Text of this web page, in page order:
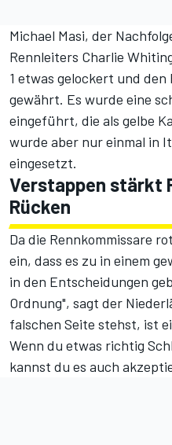
Michael Masi, der
Rennleiters Charlie
1 etwas gelockert und
gewährt. Es wurde eine
eingeführt, die als gelbe
wurde aber nur einmal in
eingesetzt.
Verstappen stärkt
Rücken
Da die Rennkommissare
ein, dass es zu in einem
in den Entscheidungen
Ordnung", sagt der
falschen Seite stehst, ist
Wenn du etwas richtig
kannst du es auch